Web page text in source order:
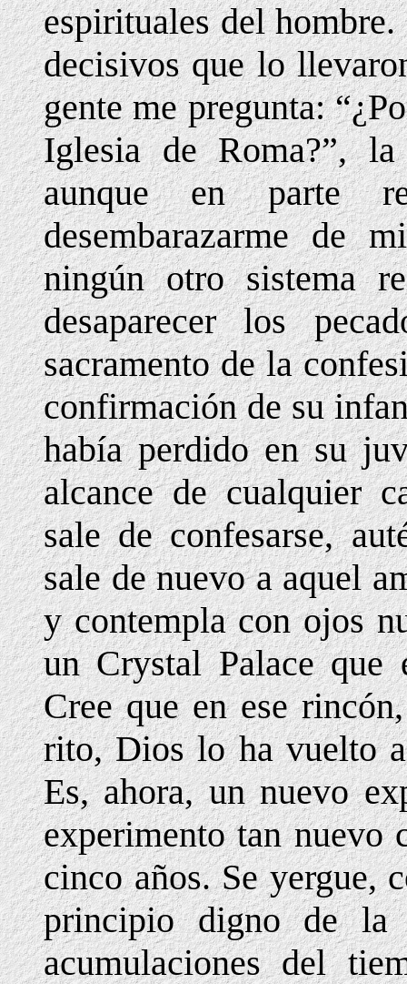
espirituales del
decisivos que lo
gente me pregunta:
Iglesia de Roma?”, la
aunque en parte
desembarazarme de
ningún otro sistema
desaparecer los
sacramento de la
confirmación de su
había perdido en su
alcance de cualquier
sale de confesarse,
sale de nuevo a aquel
y contempla con ojos
un Crystal Palace que
Cree que en ese
rito, Dios lo ha vuelto
Es, ahora, un nuevo
experimento tan nuevo
cinco años. Se yergue,
principio digno de
acumulaciones del